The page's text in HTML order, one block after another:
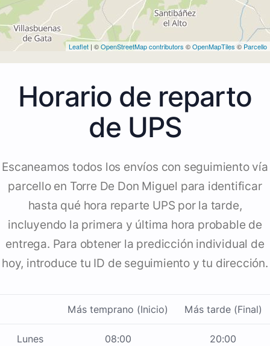
Leaflet | ©OpenStreetMap contributors ©OpenMapTiles © Parcello
Horario de reparto
de UPS
Escaneamos todos los envíos con seguimiento vía
parcello en Torre De Don Miguel para identificar
hasta qué hora reparte UPS por la tarde,
incluyendo la primera y última hora probable de
entrega. Para obtener la predicción individual de
hoy, introduce tu ID de seguimiento y tu dirección.
Más temprano (Inicio) Más tarde (Final)
Lunes 08:00 20:00